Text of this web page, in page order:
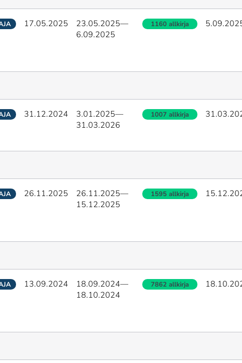
17.05.2025 23.05.2025—
6.09.2025
1160 allkirja
31.12.2024 3.01.2025—
31.03.2026
1007 allkirja
26.11.2025 26.11.2025—
15.12.2025
1595 allkirja
13.09.2024 18.09.2024—
18.10.2024
7862 allkirja